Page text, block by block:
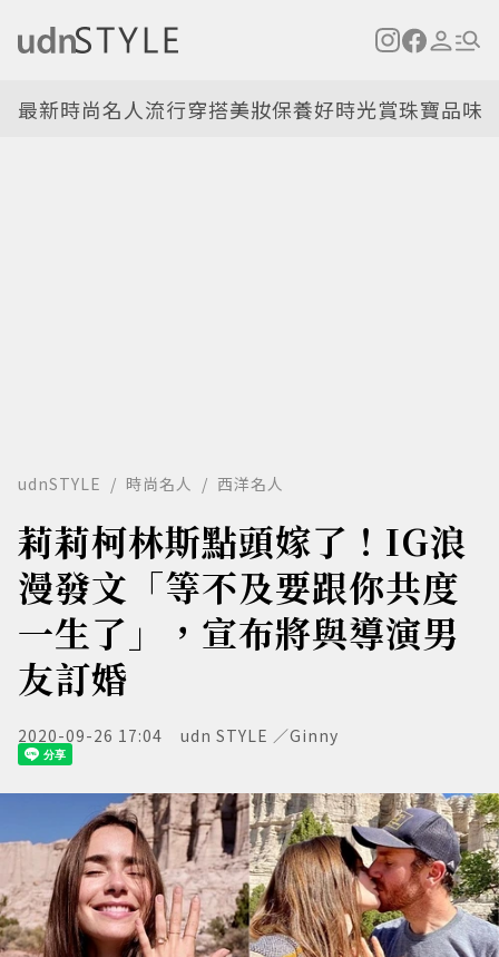
最新時尚名人流行穿搭美妝保養好時光賞珠寶品味
udnSTYLE 時尚名人 西洋名人
莉莉柯林斯點頭嫁了！IG浪
漫發文「等不及要跟你共度
一生了」，宣布將與導演男
友訂婚
2020-09-26 17:04 udn STYLE ／Ginny